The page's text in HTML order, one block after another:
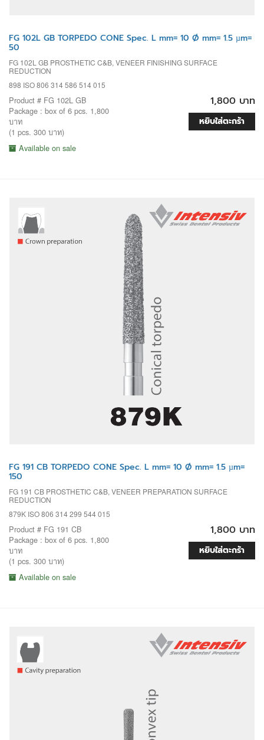
FG 102L GB TORPEDO CONE Spec. L mm= 10 Ø mm= 1.5 µm=
50
FG 102L GB PROSTHETIC C&B, VENEER FINISHING SURFACE
REDUCTION
898 ISO 806 314 586 514 015
Product # FG 102L GB
Package : box of 6 pcs. 1,800
บาท
(1 pcs. 300 บาท)
Available on sale
1,800 บาท
หยิบใส่ตะกร้า
FG 191 CB TORPEDO CONE Spec. L mm= 10 Ø mm= 1.5 µm=
150
FG 191 CB PROSTHETIC C&B, VENEER PREPARATION SURFACE
REDUCTION
879K ISO 806 314 299 544 015
Product # FG 191 CB
Package : box of 6 pcs. 1,800
บาท
(1 pcs. 300 บาท)
Available on sale
1,800 บาท
หยิบใส่ตะกร้า